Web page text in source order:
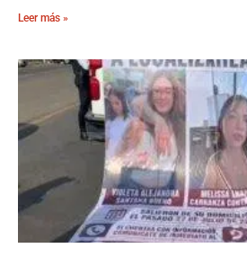
Leer más »